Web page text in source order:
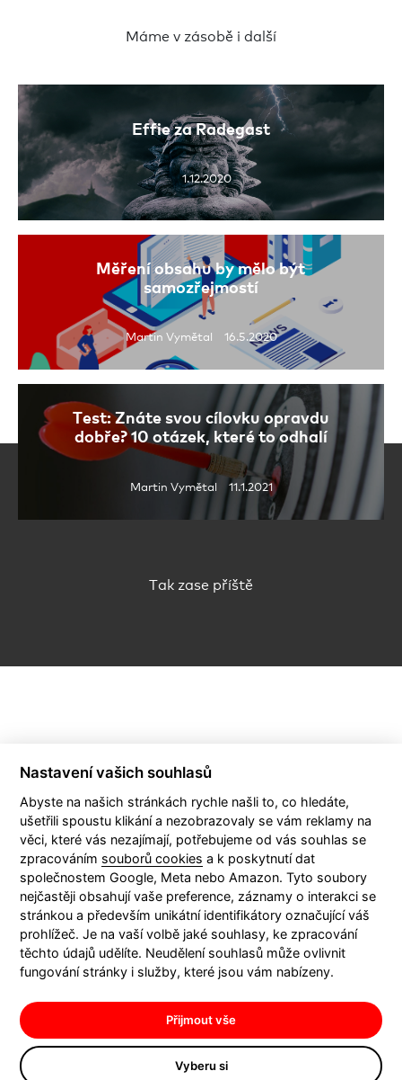
Máme v zásobě i další
Effie za Radegast
1.12.2020
Měření obsahu by mělo být
samozřejmostí
Martin Vymětal 16.5.2020
Test: Znáte svou cílovku opravdu
dobře? 10 otázek, které to odhalí
Martin Vymětal 11.1.2021
Tak zase příště
KONTAKT
Boomerang Communication s. r. o., zapsaná v obchodním rejstříku vedeném u
Městského soudu v Praze, oddíl C, vložka 82867, se sídlem Nad Kazankou 37, 171 00
Nastavení vašich souhlasů
Abyste na našich stránkách rychle našli to, co hledáte,
ušetřili spoustu klikání a nezobrazovaly se vám reklamy na
věci, které vás nezajímají, potřebujeme od vás souhlas se
zpracováním souborů cookies a k poskytnutí dat
společnostem Google, Meta nebo Amazon. Tyto soubory
nejčastěji obsahují vaše preference, záznamy o interakci se
stránkou a především unikátní identifikátory označující váš
prohlížeč. Je na vaší volbě jaké souhlasy, ke zpracování
těchto údajů udělíte. Neudělení souhlasů může ovlivnit
fungování stránky i služby, které jsou vám nabízeny.
Přijmout vše
Vyberu si